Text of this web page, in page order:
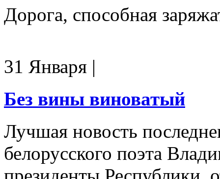
Дорога, способная
31 Января |
Без вины виноватый
Лучшая новость
белорусского поэта